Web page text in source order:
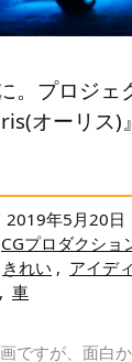
。プロジェ
オーリス)
2019年5月20日
CGプロダクショ
きれい , アイデ
, 車
ですが、面白